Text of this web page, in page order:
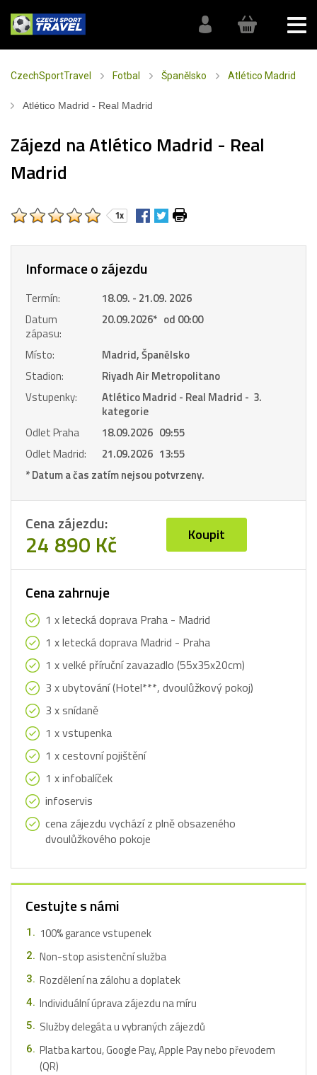
CzechSportTravel Fotbal Španělsko Atlético Madrid
Atlético Madrid - Real Madrid
Zájezd na Atlético Madrid - Real
Madrid
1x
Informace o zájezdu
Termín:
18.09. - 21.09. 2026
Datum
zápasu:
20.09.2026* od 00:00
Místo:
Madrid, Španělsko
Stadion:
Riyadh Air Metropolitano
Vstupenky:
Atlético Madrid - Real Madrid - 3.
kategorie
Odlet Praha
18.09.2026 09:55
Odlet Madrid:
21.09.2026 13:55
* Datum a čas zatím nejsou potvrzeny.
Cena zájezdu:
24 890 Kč Koupit
Cena zahrnuje
1 x letecká doprava Praha - Madrid
1 x letecká doprava Madrid - Praha
1 x velké příruční zavazadlo (55x35x20cm)
3 x ubytování (Hotel***, dvoulůžkový pokoj)
3 x snídaně
1 x vstupenka
1 x cestovní pojištění
1 x infobalíček
infoservis
cena zájezdu vychází z plně obsazeného
dvoulůžkového pokoje
Cestujte s námi
100% garance vstupenek
Non-stop asistenční služba
Rozdělení na zálohu a doplatek
Individuální úprava zájezdu na míru
Služby delegáta u vybraných zájezdů
Platba kartou, Google Pay, Apple Pay nebo převodem
(QR)